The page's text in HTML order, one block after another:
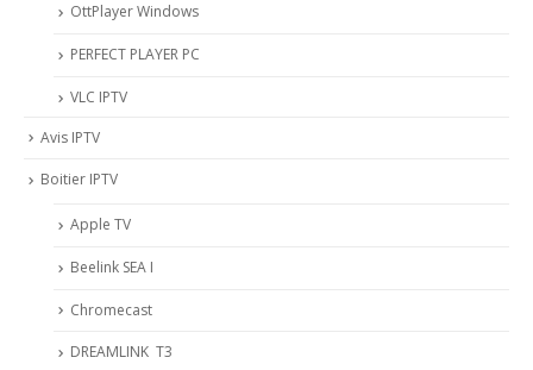
OttPlayer Windows
PERFECT PLAYER PC
VLC IPTV
Avis IPTV
Boitier IPTV
Apple TV
Beelink SEA I
Chromecast
DREAMLINK T3